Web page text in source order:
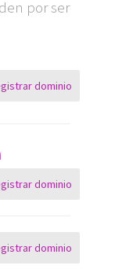
por ser
dominio
dominio
dominio